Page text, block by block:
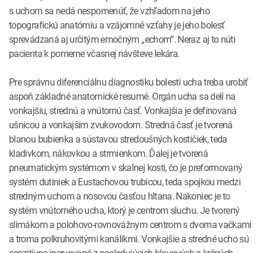
s uchom sa nedá nespomenúť, že vzhľadom na jeho
topografickú anatómiu a vzájomné vzťahy je jeho bolesť
sprevádzaná aj určitým emočným „echom“. Neraz aj to núti
pacienta k pomerne včasnej návšteve lekára.
Pre správnu diferenciálnu diagnostiku bolesti ucha treba urobiť
aspoň základné anatomické resumé. Orgán ucha sa delí na
vonkajšiu, strednú a vnútornú časť. Vonkajšia je definovaná
ušnicou a vonkajším zvukovodom. Stredná časť je tvorená
blanou bubienka a sústavou stredoušných kostičiek, teda
kladivkom, nákovkou a strmienkom. Ďalej je tvorená
pneumatickým systémom v skalnej kosti, čo je preformovaný
systém dutiniek a Eustachovou trubicou, teda spojkou medzi
stredným uchom a nosovou časťou hltana. Nakoniec je to
systém vnútorného ucha, ktorý je centrom sluchu. Je tvorený
slimákom a polohovo-rovnovážnym centrom s dvoma vačkami
a troma polkruhovitými kanálikmi. Vonkajšie a stredné ucho sú